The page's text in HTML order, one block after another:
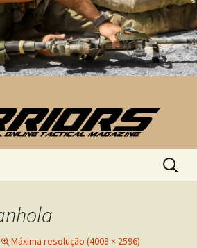
por:
Máxima resolução (4008 × 2596)